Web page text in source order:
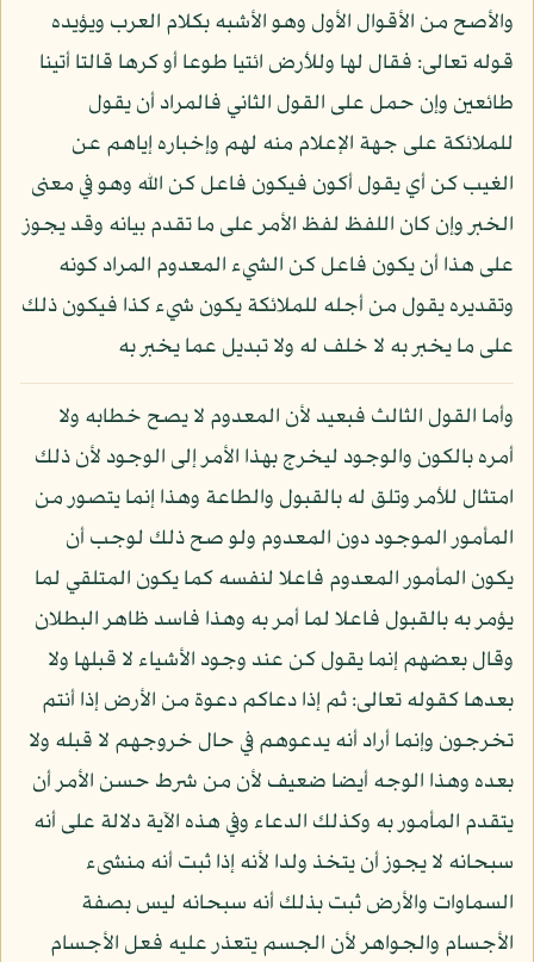
والأصح من الأقوال الأول وهو الأشبه بكلام العرب ويؤيده
قوله تعالى: فقال لها وللأرض ائتيا طوعا أو كرها قالتا أتينا
طائعين وإن حمل على القول الثاني فالمراد أن يقول
للملائكة على جهة الإعلام منه لهم وإخباره إياهم عن
الغيب كن أي يقول أكون فيكون فاعل كن الله وهو في معنى
الخبر وإن كان اللفظ لفظ الأمر على ما تقدم بيانه وقد يجوز
على هذا أن يكون فاعل كن الشيء المعدوم المراد كونه
وتقديره يقول من أجله للملائكة يكون شيء كذا فيكون ذلك
على ما يخبر به لا خلف له ولا تبديل عما يخبر به
وأما القول الثالث فبعيد لأن المعدوم لا يصح خطابه ولا
أمره بالكون والوجود ليخرج بهذا الأمر إلى الوجود لأن ذلك
امتثال للأمر وتلق له بالقبول والطاعة وهذا إنما يتصور من
المأمور الموجود دون المعدوم ولو صح ذلك لوجب أن
يكون المأمور المعدوم فاعلا لنفسه كما يكون المتلقي لما
يؤمر به بالقبول فاعلا لما أمر به وهذا فاسد ظاهر البطلان
وقال بعضهم إنما يقول كن عند وجود الأشياء لا قبلها ولا
بعدها كقوله تعالى: ثم إذا دعاكم دعوة من الأرض إذا أنتم
تخرجون وإنما أراد أنه يدعوهم في حال خروجهم لا قبله ولا
بعده وهذا الوجه أيضا ضعيف لأن من شرط حسن الأمر أن
يتقدم المأمور به وكذلك الدعاء وفي هذه الآية دلالة على أنه
سبحانه لا يجوز أن يتخذ ولدا لأنه إذا ثبت أنه منشىء
السماوات والأرض ثبت بذلك أنه سبحانه ليس بصفة
الأجسام والجواهر لأن الجسم يتعذر عليه فعل الأجسام